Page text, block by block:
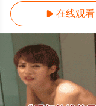
 在线观看